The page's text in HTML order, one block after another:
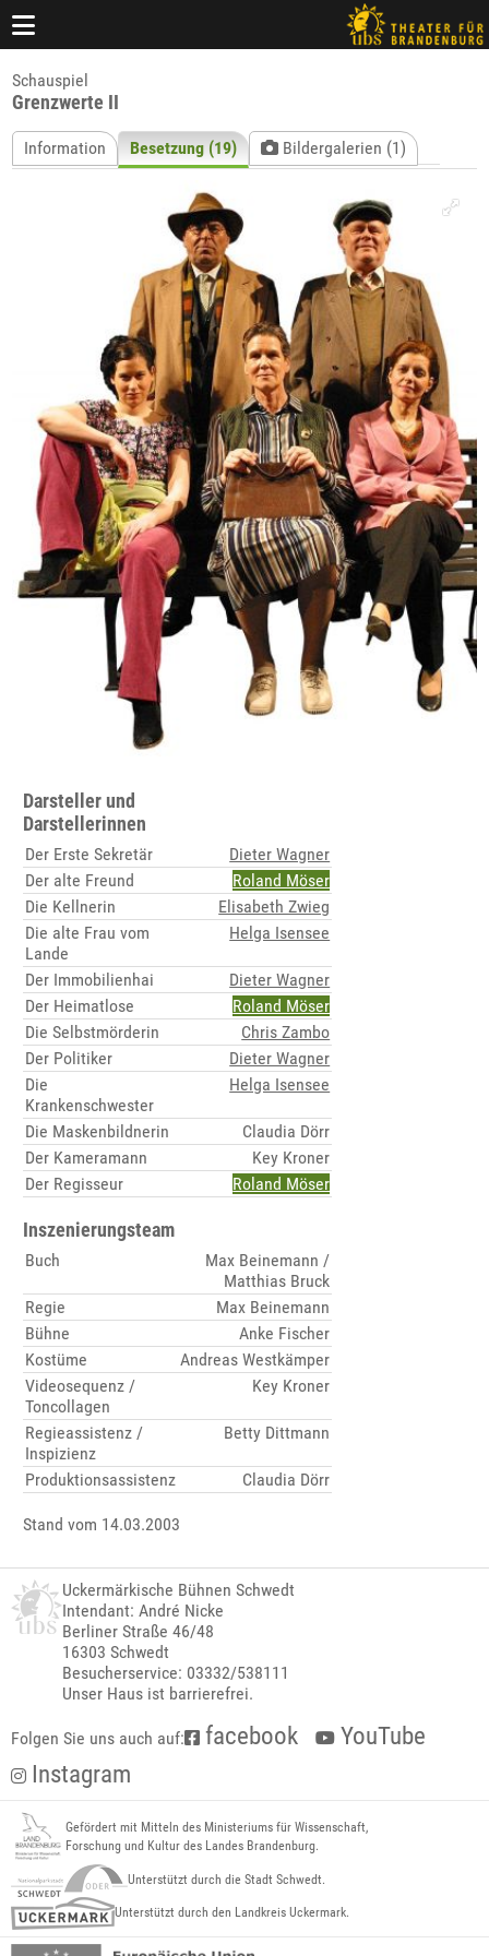
Schauspiel
Grenzwerte II
Information Besetzung (19) Bildergalerien (1)
Darsteller und
Darstellerinnen
Der Erste Sekretär
Dieter Wagner
Der alte Freund
Roland Möser
Die Kellnerin
Elisabeth Zwieg
Die alte Frau vom
Lande
Helga Isensee
Der Immobilienhai
Dieter Wagner
Der Heimatlose
Roland Möser
Die Selbstmörderin
Chris Zambo
Der Politiker
Dieter Wagner
Die
Krankenschwester
Helga Isensee
Die Maskenbildnerin
Claudia Dörr
Der Kameramann
Key Kroner
Der Regisseur
Roland Möser
Inszenierungsteam
Buch
Max Beinemann /
Matthias Bruck
Regie
Max Beinemann
Bühne
Anke Fischer
Kostüme
Andreas Westkämper
Videosequenz /
Toncollagen
Key Kroner
Regieassistenz /
Inspizienz
Betty Dittmann
Produktionsassistenz Claudia Dörr
Stand vom 14.03.2003
Uckermärkische Bühnen Schwedt
Intendant: André Nicke
Berliner Straße 46/48
16303 Schwedt
Besucherservice: 03332/538111
Unser Haus ist barrierefrei.
Folgen Sie uns auch auf: facebook
YouTube
Instagram
Gefördert mit Mitteln des Ministeriums für Wissenschaft,
Forschung und Kultur des Landes Brandenburg.
Unterstützt durch die Stadt Schwedt.
Unterstützt durch den Landkreis Uckermark.